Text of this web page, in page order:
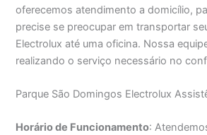
oferecemos atendimento a domicílio,
precise se preocupar em transportar
Electrolux até uma oficina. Nossa
realizando o serviço necessário no
Parque São Domingos Electrolux
Horário de Funcionamento: